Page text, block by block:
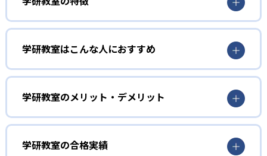
01
3歳から高校生まで「無学年方式」で個別指導
学研教室は、0･1･2歳から高校生までを対象として個別指導
解度を最優先して学習を進める「無学年方式」を採用して
いることが特徴だ。この「無学年方式」では、生徒が個々
のペースで学習することができるため、一度立ち止まって
わからないところをしっかり学習したり、余裕がある場合
はどんどん先取り学習を進めたりすることも可能である。
学研教室はこんな人におすすめ
勉強全体の底力を上げたい人向け
学研教室は、生徒の「わかった！」を重視する形で個別指
導を行っている。無理なく学習を進められるよう「無学年
方式」を採用しており、わからない問題がある場合は立ち
止まってじっくりと学習することができる。また、覚えた
知識の量などで測りやすい「見える力」だけでなく、学習
学研教室のメリット・デメリット
学研教室の合格実績